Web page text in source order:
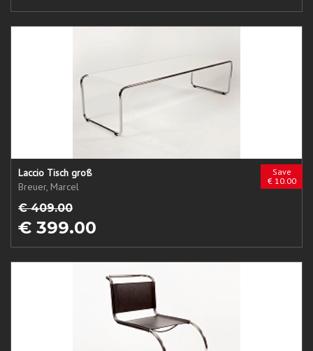
Save
€ 10.00
Laccio Tisch groß
Breuer, Marcel
€ 409.00
€ 399.00